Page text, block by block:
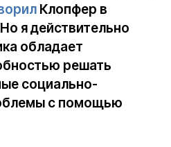
Клопфер в
я действительно
обладает
решать
социально-
с помощью